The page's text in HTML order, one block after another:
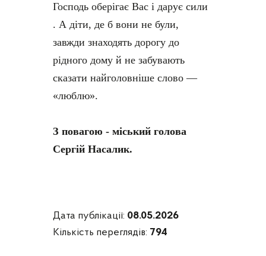
Господь оберігає Вас і дарує сили
. А діти, де б вони не були,
завжди знаходять дорогу до
рідного дому й не забувають
сказати найголовніше слово —
«люблю».
З повагою - міський голова
Сергій Насалик.
Дата публікації: 08.05.2026
Кількість переглядів: 794